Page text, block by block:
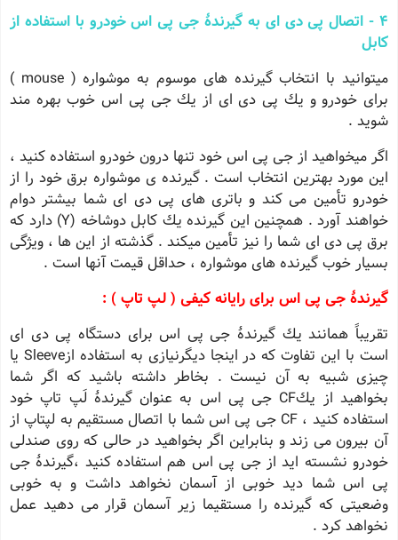
4 - اتصال پی دی ای به گیرندهٔ جی پی اس خودرو با استفاده از
كابل
میتوانید با انتخاب گیرنده های موسوم به موشواره ( mouse )
برای خودرو و یك پی دی ای از یك جی پی اس خوب بهره مند
شوید .
اگر میخواهید از جی پی اس خود تنها درون خودرو استفاده كنید ،
این مورد بهترین انتخاب است .گیرنده ی موشواره برق خود را از
خودرو تأمین می كند و باتری های پی دی ای شما بیشتر دوام
خواهند آورد . همچنین این گیرنده یك كابل دوشاخه (Y) دارد كه
برق پی دی ای شما را نیز تأمین میكند .گذشته از این ها ، ویژگی
بسیار خوب گیرنده های موشواره ، حداقل قیمت آنها است .
گیرندهٔ جی پی اس برای رایانه كیفی ( لپ تاپ ) :
تقریباً همانند یك گیرندهٔ جی پی اس برای دستگاه پی دی ای
است با این تفاوت كه در اینجا دیگرنیازی به استفاده ازSleeve یا
چیزی شبیه به آن نیست . بخاطر داشته باشید كه اگر شما
بخواهید از یكCF جی پی اس به عنوان گیرندهٔ لَپ تاپ خود
استفاده كنید ، CF جی پی اس شما با اتصال مستقیم به لپتاپ از
آن بیرون می زند و بنابراین اگر بخواهید در حالی كه روی صندلی
خودرو نشسته اید از جی پی اس هم استفاده كنید ،گیرندهٔ جی
پی اس شما دید خوبی از آسمان نخواهد داشت و به خوبی
وضعیتی كه گیرنده را مستقیما زیر آسمان قرار می دهید عمل
نخواهد كرد .